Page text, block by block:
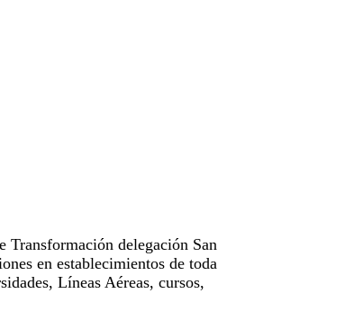
delegación San
en establecimientos de toda
Líneas Aéreas, cursos,